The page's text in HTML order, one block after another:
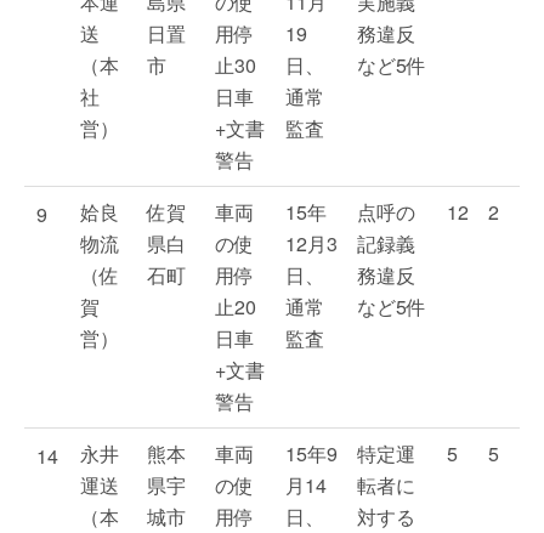
送
（本
社
営）
日置
市
用停
止30
日車
+文書
警告
19
日、
通常
監査
務違反
など5件
9
姶良
物流
（佐
賀
営）
佐賀
県白
石町
車両
の使
用停
止20
日車
+文書
警告
15年
12月3
日、
通常
監査
点呼の
記録義
務違反
など5件
12 2
14
永井
運送
（本
熊本
県宇
城市
車両
の使
用停
15年9
月14
日、
特定運
転者に
対する
5 5